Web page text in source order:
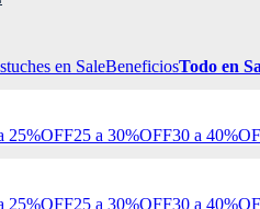
en SaleBeneficiosTodo en
25%OFF25 a 30%OFF30 a
25%OFF25 a 30%OFF30 a